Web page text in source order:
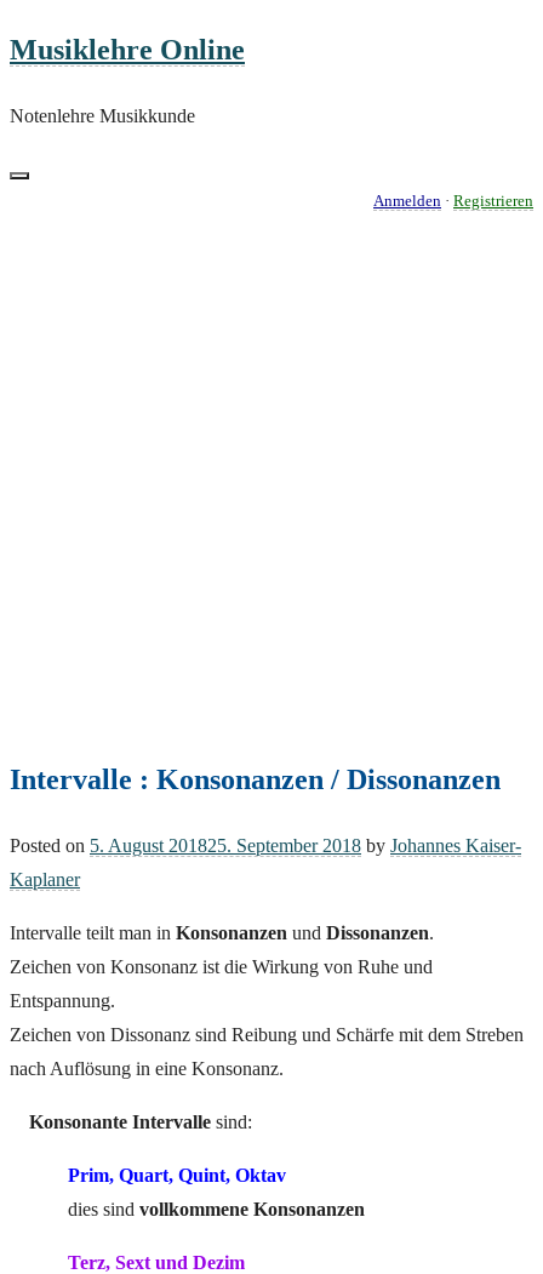
Skip
to
content
Musiklehre Online
Notenlehre Musikkunde
Anmelden · Registrieren
Intervalle : Konsonanzen / Dissonanzen
Posted on 5. August 201825. September 2018 by Johannes Kaiser-
Kaplaner
Intervalle teilt man in Konsonanzen und Dissonanzen.
Zeichen von Konsonanz ist die Wirkung von Ruhe und
Entspannung.
Zeichen von Dissonanz sind Reibung und Schärfe mit dem Streben
nach Auflösung in eine Konsonanz.
Konsonante Intervalle sind:
Prim, Quart, Quint, Oktav
dies sind vollkommene Konsonanzen
Terz, Sext und Dezim